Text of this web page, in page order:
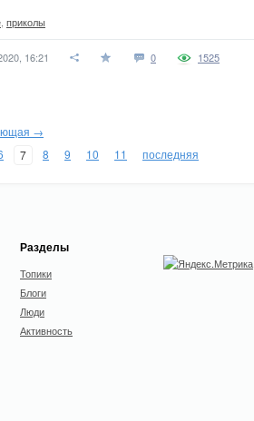
приколы
16:21 0 1525
→
7 8 9 10 11 последняя
Разделы
Топики
Блоги
Люди
Активность